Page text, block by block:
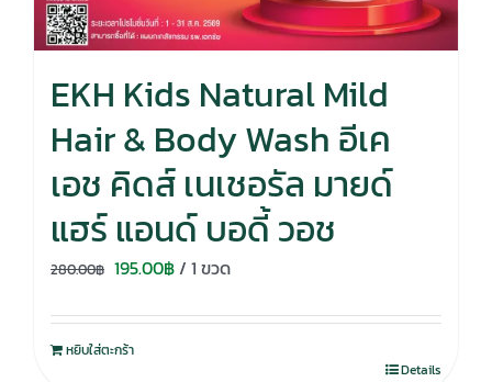
EKH Kids Natural Mild
Hair & Body Wash อีเค
เอช คิดส์ เนเชอรัล มายด์
แฮร์ แอนด์ บอดี้ วอช
280.00฿ Original
was:
280.00฿.
195.00฿Current
is:
/ 1 ขวด
หยิบใส่ตะกร้า
Details